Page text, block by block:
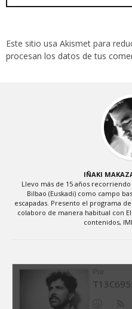
Este sitio usa Akismet para
procesan los datos de tus
IÑAKI
Llevo más de 15 años
Bilbao (Euskadi) como campo
escapadas. Presento el programa
colaboro de manera habitual con
contenidos,